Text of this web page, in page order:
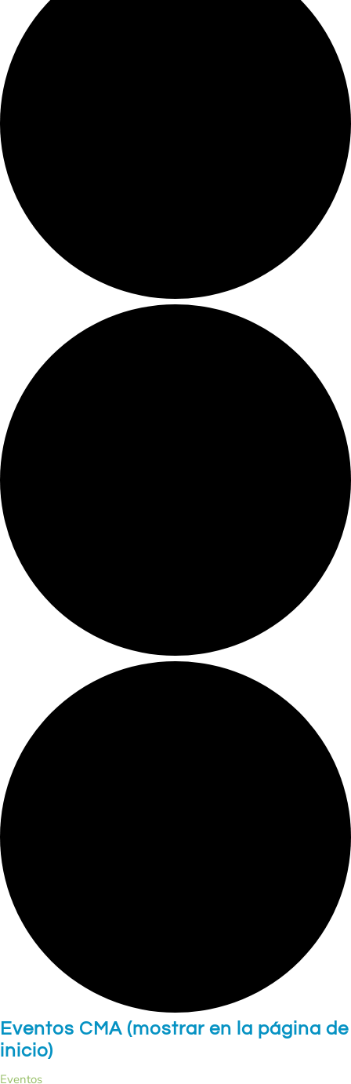
Eventos CMA (mostrar en la página de
inicio)
Eventos